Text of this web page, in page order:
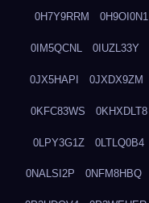
0H7Y9RRM 0H9OI0N1
0IM5QCNL 0IUZL33Y
0JX5HAPI 0JXDX9ZM
0KFC83WS 0KHXDLT8
0LPY3G1Z 0LTLQ0B4
0NALSI2P 0NFM8HBQ